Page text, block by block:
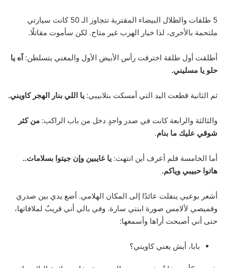
5 طلقات والظلال البيضاء المقتربة تتجاوز الـ 50 كانت سيارتي
ملتحمة بالأخرى، لذا خيار الهرب غير متاح. لكن سأموت مقاتلًا.
أطلقت أول طلقة اخترقت رأس الأبيض الأول والمغني يتسلطن:آه يا
حلو يا مسليني.
ثم الثانية قطعت اليد التي أمسكت بتلابيبي: يا اللي بنار الهجر كاويني.
والثالثة والرابعة كانت في صدر واحدٍ دخل من باب الراكب: من كثر
شوقي عليك ما بنام.
أما الخامسة فلم أعرف أين انتهت: يا غايبين وإن جيتوا بسلامات..
هاتوا حبيبي وياكم.
أشعر بوعيي ينفلت عائدًا إلى المكان الهلامي. أضع يدي بين صدري
وقميصي لألامس صورة ابنتي سارة. وفي بالي أني قريبٌ لملاقاتها،
حتى أني أصبحت أراها وأسمعها:
بابا، أيش يعني كاويني؟